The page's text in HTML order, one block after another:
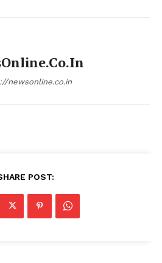
newsonline.co.in
POST: